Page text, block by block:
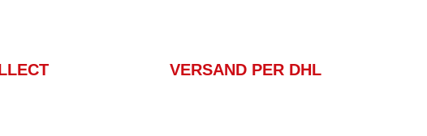
VERSAND PER DHL